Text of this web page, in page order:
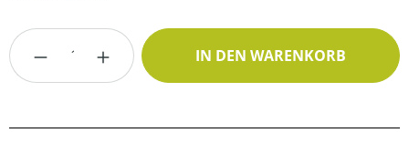
Produkt Anzahl: Gib den gewünschten
IN DEN WARENKORB